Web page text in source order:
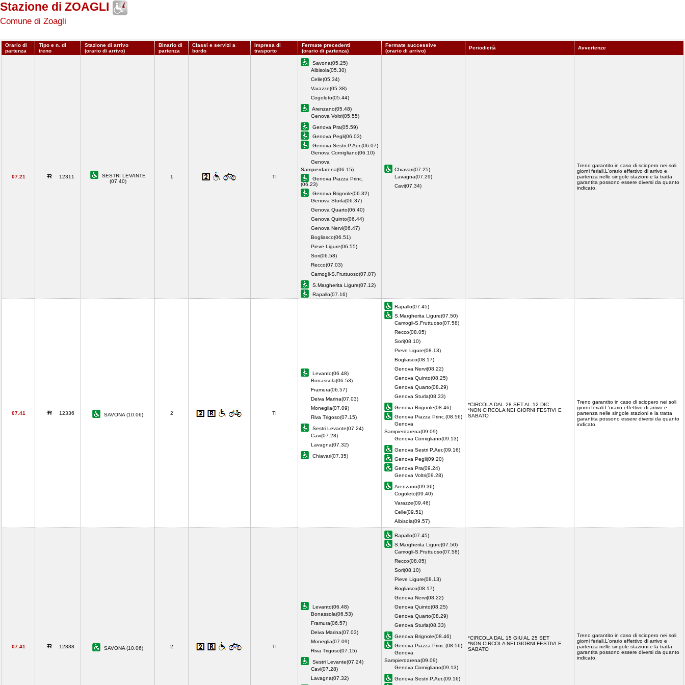
Stazione di ZOAGLI
Comune di Zoagli
Orario di
partenza
Tipo e n. di
treno
Stazione di arrivo
(orario di arrivo)
Binario di
partenza
Classi e servizi a
bordo
Impresa di
trasporto
Fermate precedenti
(orario di partenza)
Fermate successive
(orario di arrivo)
Periodicità Avvertenze
07.21 12311
SESTRI LEVANTE
(07.40)
1 TI
Savona(05.25)
Albisola(05.30)
Celle(05.34)
Varazze(05.38)
Cogoleto(05.44)
Arenzano(05.48)
Genova Voltri(05.55)
Genova Pra(05.59)
Genova Pegli(06.03)
Genova Sestri P.Aer.(06.07)
Genova Cornigliano(06.10)
Genova
Sampierdarena(06.15)
Genova Piazza Princ.
(06.23)
Genova Brignole(06.32)
Genova Sturla(06.37)
Genova Quarto(06.40)
Genova Quinto(06.44)
Genova Nervi(06.47)
Bogliasco(06.51)
Pieve Ligure(06.55)
Sori(06.58)
Recco(07.03)
Camogli-S.Fruttuoso(07.07)
S.Margherita Ligure(07.12)
Rapallo(07.16)
Chiavari(07.25)
Lavagna(07.29)
Cavi(07.34)
Treno garantito in caso di sciopero nei soli
giorni feriali.L'orario effettivo di arrivo e
partenza nelle singole stazioni e la tratta
garantita possono essere diversi da quanto
indicato.
07.41 12336 SAVONA (10.06) 2 TI
Levanto(06.48)
Bonassola(06.53)
Framura(06.57)
Deiva Marina(07.03)
Moneglia(07.09)
Riva Trigoso(07.15)
Sestri Levante(07.24)
Cavi(07.28)
Lavagna(07.32)
Chiavari(07.35)
Rapallo(07.45)
S.Margherita Ligure(07.50)
Camogli-S.Fruttuoso(07.58)
Recco(08.05)
Sori(08.10)
Pieve Ligure(08.13)
Bogliasco(08.17)
Genova Nervi(08.22)
Genova Quinto(08.25)
Genova Quarto(08.29)
Genova Sturla(08.33)
Genova Brignole(08.46)
Genova Piazza Princ.(08.56)
Genova
Sampierdarena(09.09)
Genova Cornigliano(09.13)
Genova Sestri P.Aer.(09.16)
Genova Pegli(09.20)
Genova Pra(09.24)
Genova Voltri(09.28)
Arenzano(09.36)
Cogoleto(09.40)
Varazze(09.46)
Celle(09.51)
Albisola(09.57)
*CIRCOLA DAL 28 SET AL 12 DIC
*NON CIRCOLA NEI GIORNI FESTIVI E
SABATO
Treno garantito in caso di sciopero nei soli
giorni feriali.L'orario effettivo di arrivo e
partenza nelle singole stazioni e la tratta
garantita possono essere diversi da quanto
indicato.
07.41 12338 SAVONA (10.06) 2 TI
Levanto(06.48)
Bonassola(06.53)
Framura(06.57)
Deiva Marina(07.03)
Moneglia(07.09)
Riva Trigoso(07.15)
Sestri Levante(07.24)
Cavi(07.28)
Lavagna(07.32)
Rapallo(07.45)
S.Margherita Ligure(07.50)
Camogli-S.Fruttuoso(07.58)
Recco(08.05)
Sori(08.10)
Pieve Ligure(08.13)
Bogliasco(08.17)
Genova Nervi(08.22)
Genova Quinto(08.25)
Genova Quarto(08.29)
Genova Sturla(08.33)
Genova Brignole(08.46)
Genova Piazza Princ.(08.56)
Genova
Sampierdarena(09.09)
Genova Cornigliano(09.13)
Genova Sestri P.Aer.(09.16)
*CIRCOLA DAL 15 GIU AL 25 SET
*NON CIRCOLA NEI GIORNI FESTIVI E
SABATO
Treno garantito in caso di sciopero nei soli
giorni feriali.L'orario effettivo di arrivo e
partenza nelle singole stazioni e la tratta
garantita possono essere diversi da quanto
indicato.